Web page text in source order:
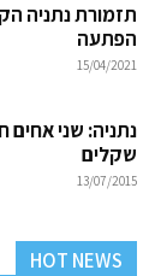
תזמורת נתניה
הפתעה
15/04/2021
נתניה: שני אחים
שקלים
13/07/2015
HOT NEWS